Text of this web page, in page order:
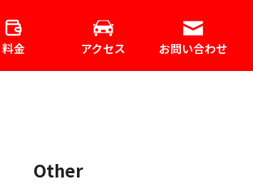
料金 アクセス お問い合わせ
Other